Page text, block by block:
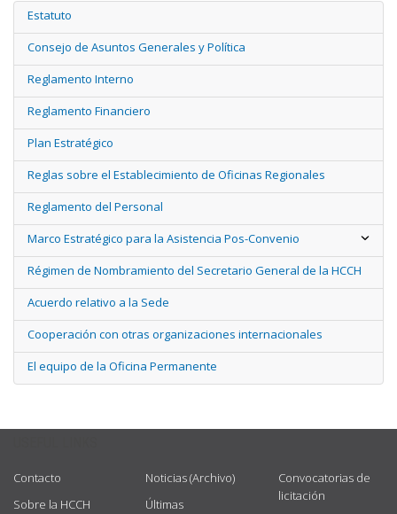
Estatuto
Consejo de Asuntos Generales y Política
Reglamento Interno
Reglamento Financiero
Plan Estratégico
Reglas sobre el Establecimiento de Oficinas Regionales
Reglamento del Personal
Marco Estratégico para la Asistencia Pos-Convenio
Régimen de Nombramiento del Secretario General de la HCCH
Acuerdo relativo a la Sede
Cooperación con otras organizaciones internacionales
El equipo de la Oficina Permanente
Contacto
Sobre la HCCH
Noticias (Archivo)
Últimas
Convocatorias de
licitación